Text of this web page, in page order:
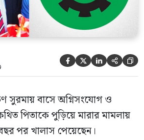
    
সুরমায় বাসে অগ্নিসংযোগ ও
পিতাকে পুড়িয়ে মারার মামলায়
পর খালাস পেয়েছেন।